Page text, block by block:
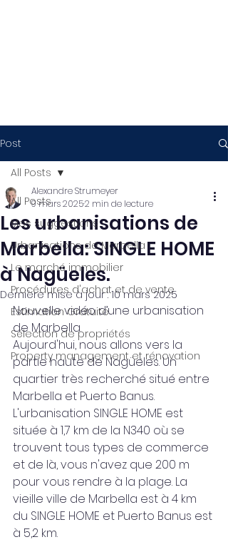
Post
All Posts
Mes suggestions
Urbanisations de Marbella
Le marché immobilier
Procédures d'achat et de vente
Estimation Gratuite
Sélection de propriétés
Property management et rénovation
All Posts
Les urbanisations de
Marbella: SINGLE HOME
à Nagüeles.
Alexandre Strumeyer
9 mars 20252 min de lecture
Dernière mise à jour :10 mars 2025
Nouvelle vidéo d’une urbanisation
de Marbella.
Aujourd'hui, nous allons vers la
partie haute de Nagüeles. Un
quartier très recherché situé entre
Marbella et Puerto Banus.
L'urbanisation SINGLE HOME est
située à 1,7 km de la N340 où se
trouvent tous types de commerce
et de là, vous n'avez que 200 m
pour vous rendre à la plage. La
vieille ville de Marbella est à 4 km
du SINGLE HOME et Puerto Banus est
à 5,2 km.